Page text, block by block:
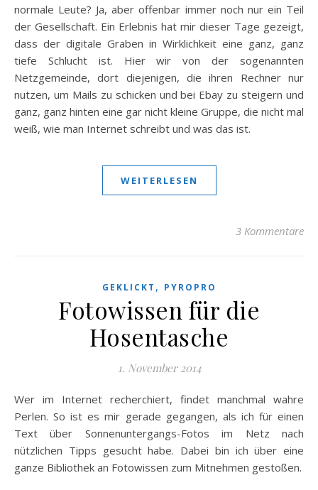
normale Leute? Ja, aber offenbar immer noch nur ein Teil
der Gesellschaft. Ein Erlebnis hat mir dieser Tage gezeigt,
dass der digitale Graben in Wirklichkeit eine ganz, ganz
tiefe Schlucht ist. Hier wir von der sogenannten
Netzgemeinde, dort diejenigen, die ihren Rechner nur
nutzen, um Mails zu schicken und bei Ebay zu steigern und
ganz, ganz hinten eine gar nicht kleine Gruppe, die nicht mal
weiß, wie man Internet schreibt und was das ist.
WEITERLESEN
3 Kommentare
GEKLICKT , PYROPRO
Fotowissen für die
Hosentasche
1. November 2014
Wer im Internet recherchiert, findet manchmal wahre
Perlen. So ist es mir gerade gegangen, als ich für einen
Text über Sonnenuntergangs-Fotos im Netz nach
nützlichen Tipps gesucht habe. Dabei bin ich über eine
ganze Bibliothek an Fotowissen zum Mitnehmen gestoßen.